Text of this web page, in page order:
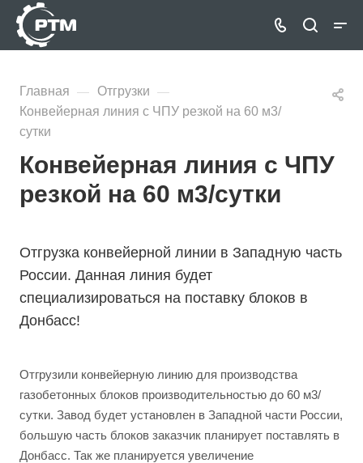
Главная — Отгрузки —
Конвейерная линия с ЧПУ резкой на 60 м3/
сутки
Конвейерная линия с ЧПУ
резкой на 60 м3/сутки
Отгрузка конвейерной линии в Западную часть
России. Данная линия будет
специализироваться на поставку блоков в
Донбасс!
Отгрузили конвейерную линию для производства
газобетонных блоков производительностью до 60 м3/
сутки. Завод будет установлен в Западной части России,
большую часть блоков заказчик планирует поставлять в
Донбасс. Так же планируется увеличение